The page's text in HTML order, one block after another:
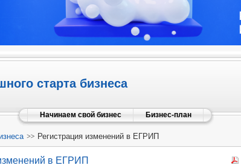
старта бизнеса
Начинаем свой бизнес Бизнес-план
Регистрация изменений в ЕГРИП
в ЕГРИП